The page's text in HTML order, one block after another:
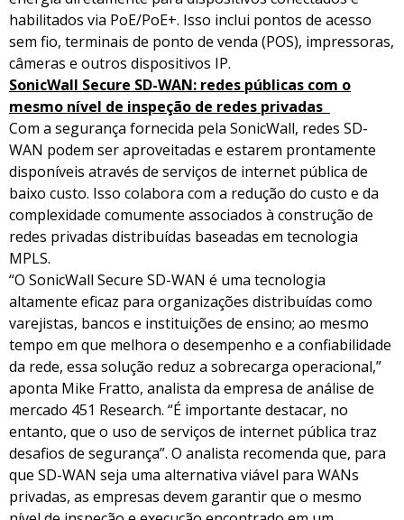
habilitados via PoE/PoE+. Isso inclui pontos de acesso
sem fio, terminais de ponto de venda (POS), impressoras,
câmeras e outros dispositivos IP.
SonicWall Secure SD-WAN: redes públicas com o
mesmo nível de inspeção de redes privadas
Com a segurança fornecida pela SonicWall, redes SD-
WAN podem ser aproveitadas e estarem prontamente
disponíveis através de serviços de internet pública de
baixo custo. Isso colabora com a redução do custo e da
complexidade comumente associados à construção de
redes privadas distribuídas baseadas em tecnologia
MPLS.
“O SonicWall Secure SD-WAN é uma tecnologia
altamente eficaz para organizações distribuídas como
varejistas, bancos e instituições de ensino; ao mesmo
tempo em que melhora o desempenho e a confiabilidade
da rede, essa solução reduz a sobrecarga operacional,”
aponta Mike Fratto, analista da empresa de análise de
mercado 451 Research. “É importante destacar, no
entanto, que o uso de serviços de internet pública traz
desafios de segurança”. O analista recomenda que, para
que SD-WAN seja uma alternativa viável para WANs
privadas, as empresas devem garantir que o mesmo